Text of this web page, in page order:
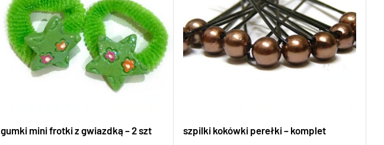
gumki mini frotki z gwiazdką – 2 szt szpilki kokówki perełki – komplet